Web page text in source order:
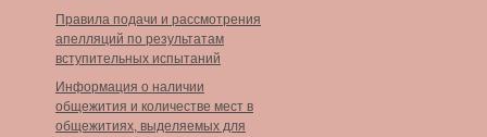
Правила подачи и рассмотрения
апелляций по результатам
вступительных испытаний
Информация о наличии
общежития и количестве мест в
общежитиях, выделяемых для